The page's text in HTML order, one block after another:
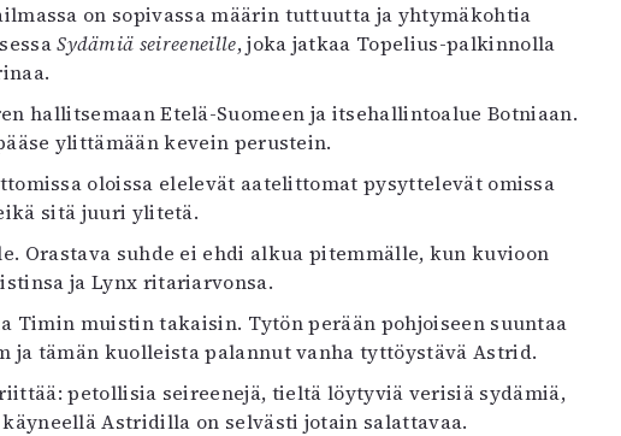
on sopivassa määrin tuttuutta ja yhtymäkohtia
Sydämiä seireeneille, joka jatkaa Topelius-palkinnolla
hallitsemaan Etelä-Suomeen ja itsehallintoalue Botniaan.
ylittämään kevein perustein.
oloissa elelevät aatelittomat pysyttelevät omissa
sitä juuri ylitetä.
Orastava suhde ei ehdi alkua pitemmälle, kun kuvioon
ja Lynx ritariarvonsa.
Timin muistin takaisin. Tytön perään pohjoiseen suuntaa
tämän kuolleista palannut vanha tyttöystävä Astrid.
petollisia seireenejä, tieltä löytyviä verisiä sydämiä,
Astridilla on selvästi jotain salattavaa.